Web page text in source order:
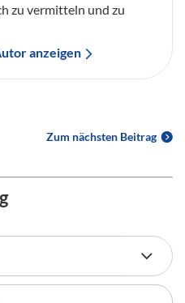
zu vermitteln und zu
anzeigen
Zum nächsten Beitrag